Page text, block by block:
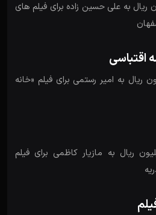
و مبلغ 100 میلیون ریال به علی حسین ­زاده برای فیلم های
اقتباسی
و مبلغ 100 میلیون ریال به امیر رستمی برای فیلم «خانه
و مبلغ 100 میلیون ریال به مازیار کاظمی برای فیلم